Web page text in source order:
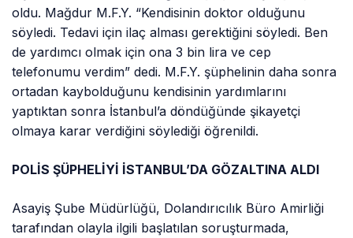
oldu. Mağdur M.F.Y. “Kendisinin doktor olduğunu
söyledi. Tedavi için ilaç alması gerektiğini söyledi. Ben
de yardımcı olmak için ona 3 bin lira ve cep
telefonumu verdim” dedi. M.F.Y. şüphelinin daha sonra
ortadan kaybolduğunu kendisinin yardımlarını
yaptıktan sonra İstanbul’a döndüğünde şikayetçi
olmaya karar verdiğini söylediği öğrenildi.
POLİS ŞÜPHELİYİ İSTANBUL’DA GÖZALTINA ALDI
Asayiş Şube Müdürlüğü, Dolandırıcılık Büro Amirliği
tarafından olayla ilgili başlatılan soruşturmada,